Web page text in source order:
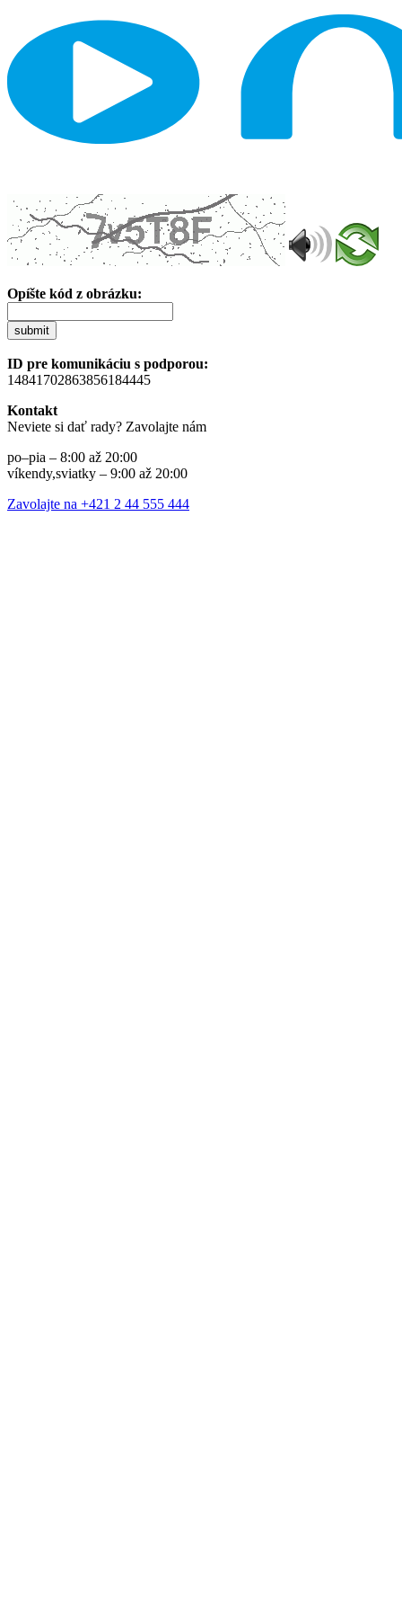
Opíšte kód z obrázku:
submit
ID pre komunikáciu s podporou:
14841702863856184445
Kontakt
Neviete si dať rady? Zavolajte nám
po–pia – 8:00 až 20:00
víkendy,sviatky – 9:00 až 20:00
Zavolajte na +421 2 44 555 444